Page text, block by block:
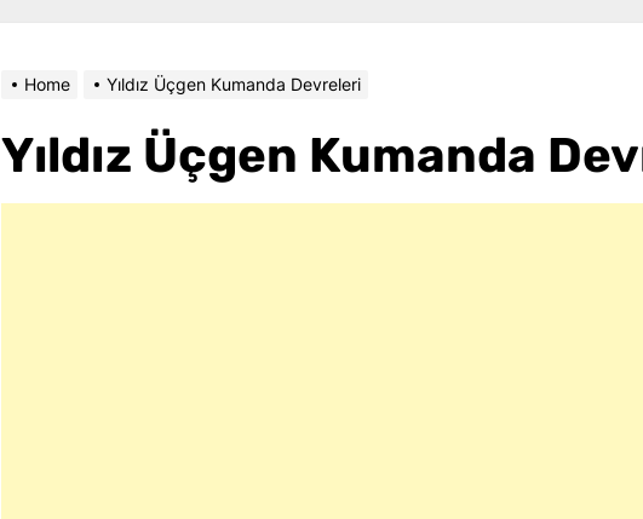
Home Yıldız Üçgen Kumanda Devreleri
Yıldız Üçgen Kumanda